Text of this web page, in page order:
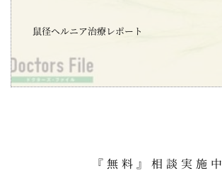
鼠径ヘルニア治療レポート
『無料』相談実施中